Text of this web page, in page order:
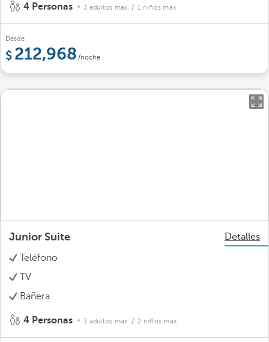
4 Personas 3 adultos máx. / 1 niños máx.
Desde
212,968 /noche
Junior Suite
Detalles
Teléfono
TV
Bañera
4 Personas 3 adultos máx. / 2 niños máx.